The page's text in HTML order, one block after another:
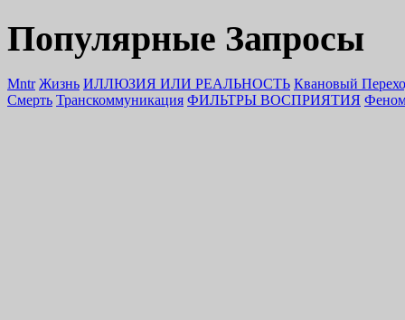
Популярные Запросы
Mntr Жизнь ИЛЛЮЗИЯ ИЛИ РЕАЛЬНОСТЬ Квановый
Смерть Транскоммуникация ФИЛЬТРЫ ВОСПРИЯТИЯ